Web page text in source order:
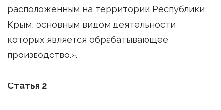
расположенным на территории Республики
Крым, основным видом деятельности
которых является обрабатывающее
производство.».
Статья 2